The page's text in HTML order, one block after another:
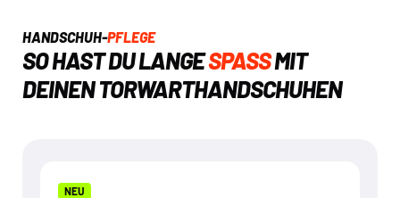
HANDSCHUH-PFLEGE
SO HAST DU LANGESPASS MIT
DEINEN TORWARTHANDSCHUHEN
NEU